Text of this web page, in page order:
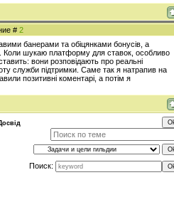
# 2
банерами та обіцянками бонусів, а
Коли шукаю платформу для ставок, особливо
вони розповідають про реальні
служби підтримки. Саме так я натрапив на
позитивні коментарі, а потім я
Поиск: